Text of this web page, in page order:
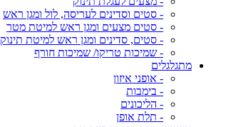
- סטים וסדינים לעריסה, לול ומגן ראש
- סטים מצעים ומגן ראש למיטת מטר
- סטים, סדינים ומגן ראש למיטת תינוק
- שמיכות טריקו/ שמיכות חורף
מתגלגלים
- אופני איזון
- בימבות
- הליכונים
- תלת אופן